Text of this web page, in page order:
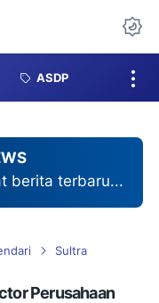
ASDP
Sultra
Perusahaan